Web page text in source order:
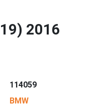
2016
114059
BMW